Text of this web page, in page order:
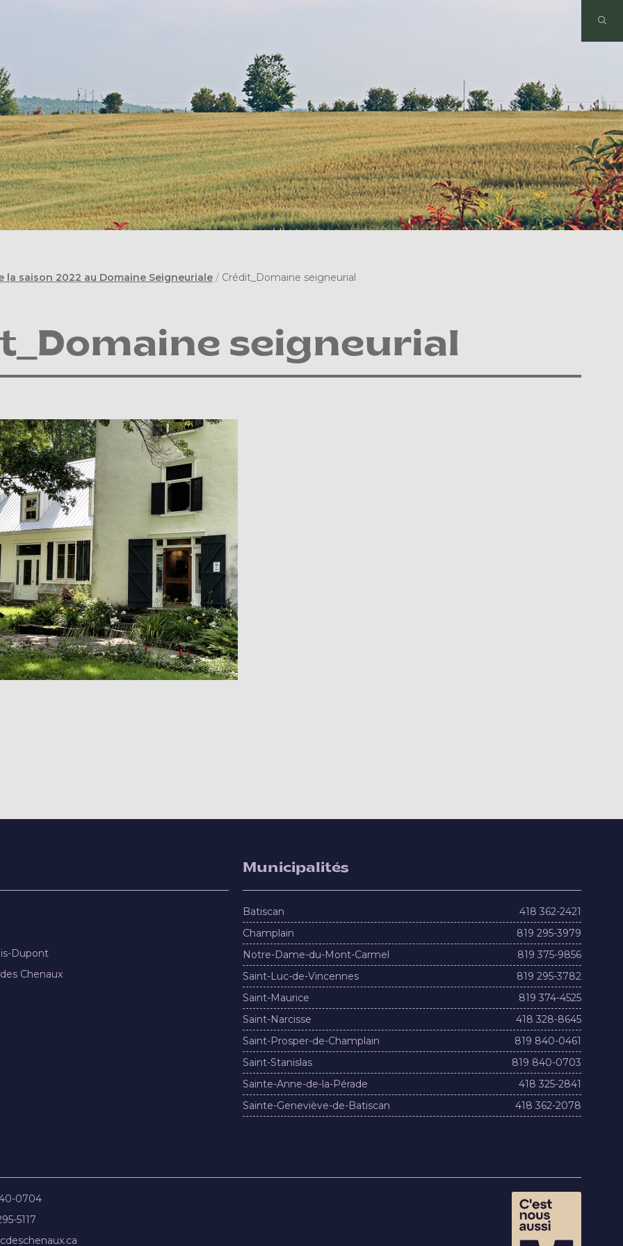
la saison 2022 au Domaine Seigneuriale / Crédit_Domaine seigneurial
seigneurial
Dupont
Chenaux
Municipalités
Batiscan
418 362-2421
Champlain
819 295-3979
Notre-Dame-du-Mont-Carmel
819 375-9856
Saint-Luc-de-Vincennes
819 295-3782
Saint-Maurice
819 374-4525
Saint-Narcisse
418 328-8645
Saint-Prosper-de-Champlain
819 840-0461
Saint-Stanislas
819 840-0703
Sainte-Anne-de-la-Pérade
418 325-2841
Sainte-Geneviève-de-Batiscan
418 362-2078
0704
5117